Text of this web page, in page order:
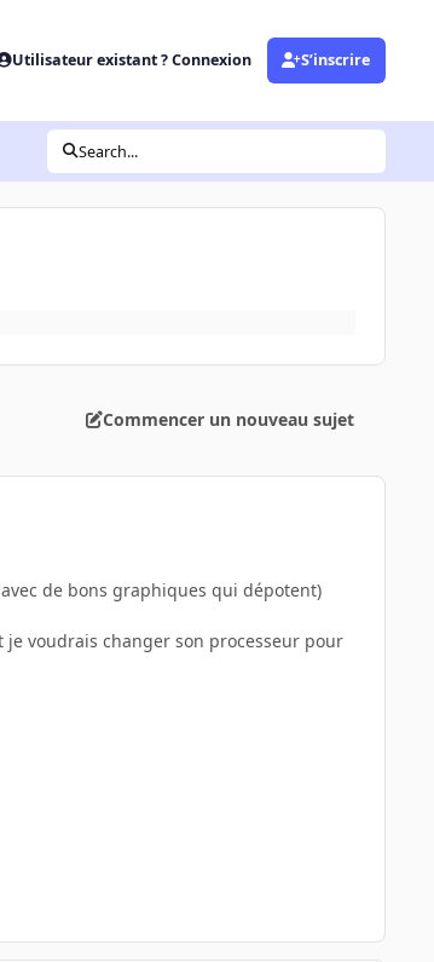
Utilisateur existant ? Connexion S’inscrire
Search...
Commencer un nouveau sujet
de bons graphiques qui dépotent)
je voudrais changer son processeur pour